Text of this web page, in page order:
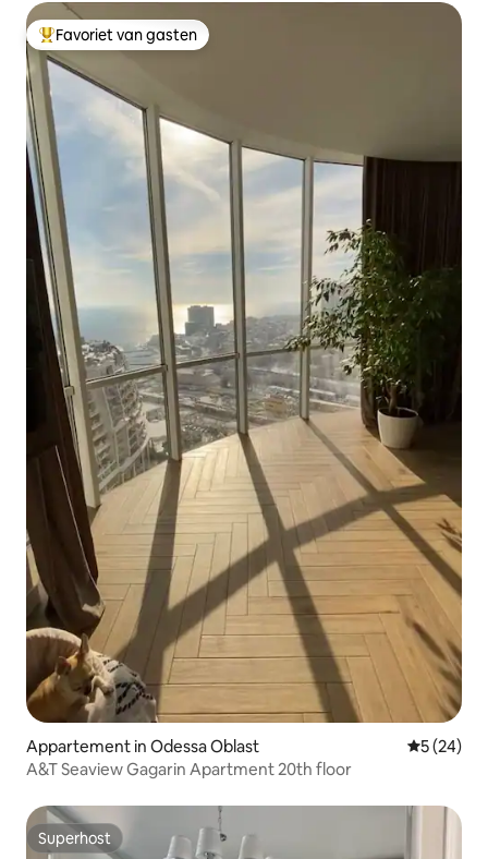
Topfavoriet van gasten
Favoriet van gasten
Appartement in Odessa Oblast
5 (24)
A&T Seaview Gagarin Apartment 20th floor
Superhost
Superhost